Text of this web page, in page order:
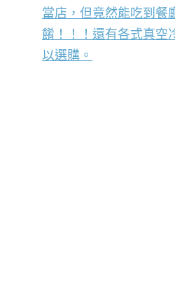
當店，但竟然能吃到餐
餚！！！還有各式真空
以選購。